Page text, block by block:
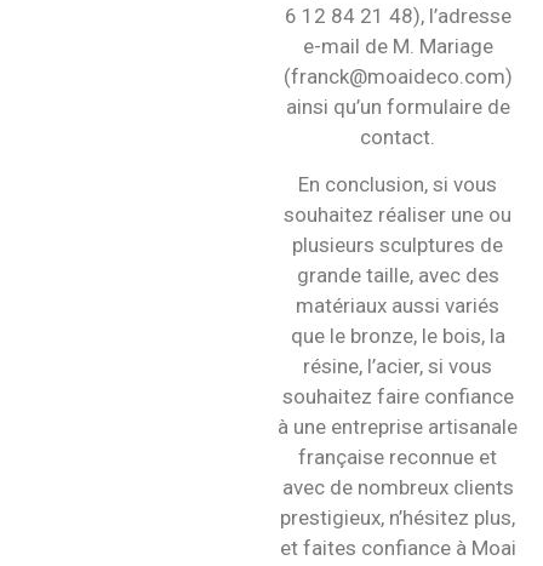
6 12 84 21 48), l’adresse
e-mail de M. Mariage
(franck@moaideco.com)
ainsi qu’un formulaire de
contact.
En conclusion, si vous
souhaitez réaliser une ou
plusieurs sculptures de
grande taille, avec des
matériaux aussi variés
que le bronze, le bois, la
résine, l’acier, si vous
souhaitez faire confiance
à une entreprise artisanale
française reconnue et
avec de nombreux clients
prestigieux, n’hésitez plus,
et faites confiance à Moai